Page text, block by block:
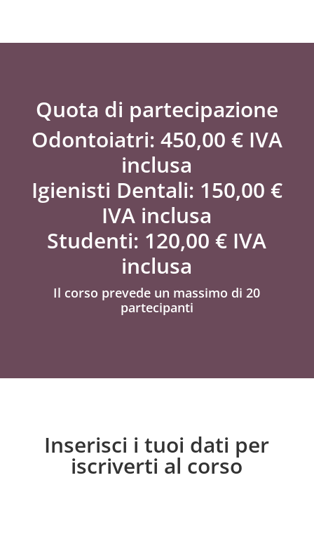
Quota di partecipazione
Odontoiatri: 450,00 € IVA
inclusa
Igienisti Dentali: 150,00 €
IVA inclusa
Studenti: 120,00 € IVA
inclusa
Il corso prevede un massimo di 20
partecipanti
Inserisci i tuoi dati per
iscriverti al corso